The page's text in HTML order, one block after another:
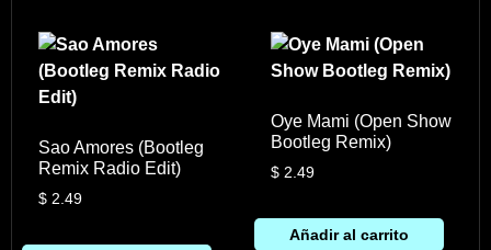
Sao Amores (Bootleg
Remix Radio Edit)
$2.49
Oye Mami (Open Show
Bootleg Remix)
$ 2.49
Añadir al carrito